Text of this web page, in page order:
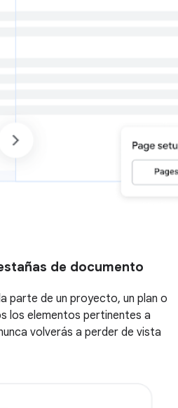
de documento
parte de un proyecto, un plan o
los elementos pertinentes a
volverás a perder de vista